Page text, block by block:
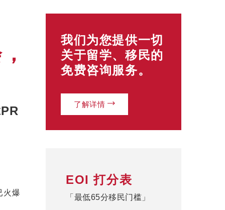
我们为您提供一切
关于留学、移民的
免费咨询服务。
了解详情
EOI 打分表
「最低65分移民门槛」